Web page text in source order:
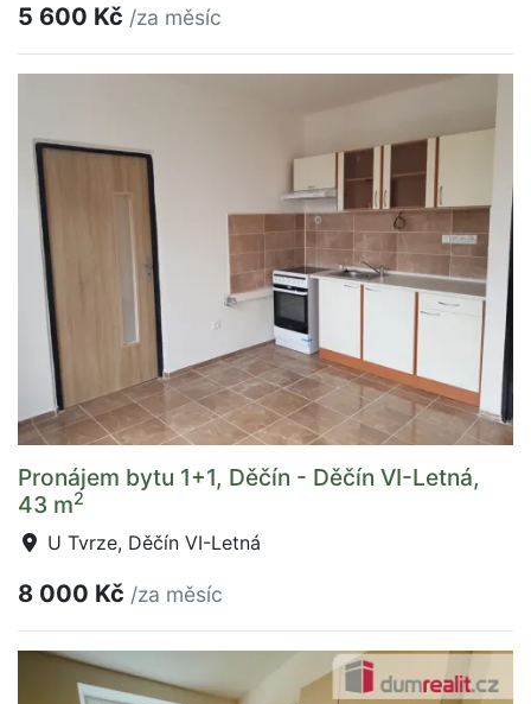
5 600 Kč /za měsíc
Pronájem bytu 1+1, Děčín - Děčín VI-Letná,
43 m2
U Tvrze, Děčín VI-Letná
8 000 Kč /za měsíc